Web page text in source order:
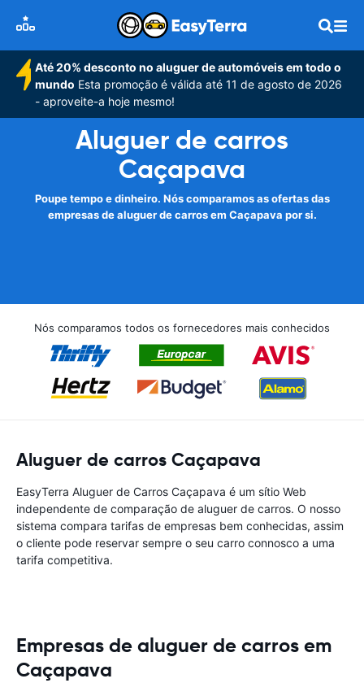
Até 20% desconto no aluguer de automóveis em todo o
mundo Esta promoção é válida até 11 de agosto de 2026
- aproveite-a hoje mesmo!
Aluguer de carros
Caçapava
Poupe tempo e dinheiro. Nós comparamos as ofertas das
empresas de aluguer de carros em Caçapava por si.
Nós comparamos todos os fornecedores mais conhecidos
Aluguer de carros Caçapava
EasyTerra Aluguer de Carros Caçapava é um sítio Web
independente de comparação de aluguer de carros. O nosso
sistema compara tarifas de empresas bem conhecidas, assim
o cliente pode reservar sempre o seu carro connosco a uma
tarifa competitiva.
Empresas de aluguer de carros em
Caçapava